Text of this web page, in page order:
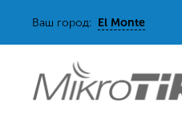
Ваш город: El Monte